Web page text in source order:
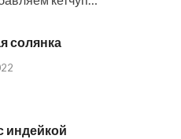
солянка
индейкой